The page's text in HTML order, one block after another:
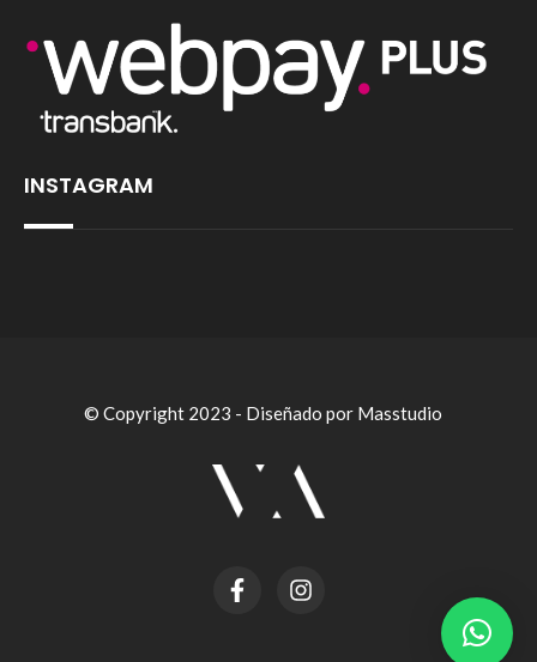
INSTAGRAM
© Copyright 2023 - Diseñado por Masstudio